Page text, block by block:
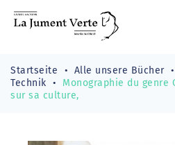
Startseite Alle unsere Bücher
Technik
Monographie du
sur sa culture,